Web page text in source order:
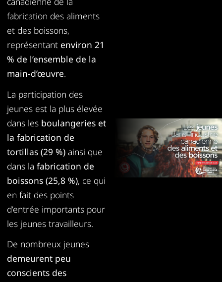
fabrication des aliments
et des boissons,
représentant environ 21
% de l’ensemble de la
main-d’œuvre.
La participation des
jeunes est la plus élevée
dans les boulangeries et
la fabrication de
tortillas (29 %) ainsi que
dans la fabrication de
boissons (25,8 %), ce qui
en fait des points
d’entrée importants pour
les jeunes travailleurs.
De nombreux jeunes
demeurent peu
conscients des